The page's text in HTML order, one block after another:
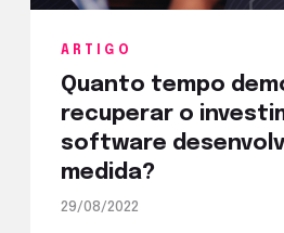
ARTIGO
Quanto tempo
recuperar o
software
medida?
29/08/2022